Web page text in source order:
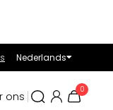
Nederlands
ons
0